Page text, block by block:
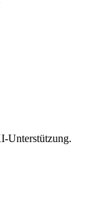
Unterstützung.